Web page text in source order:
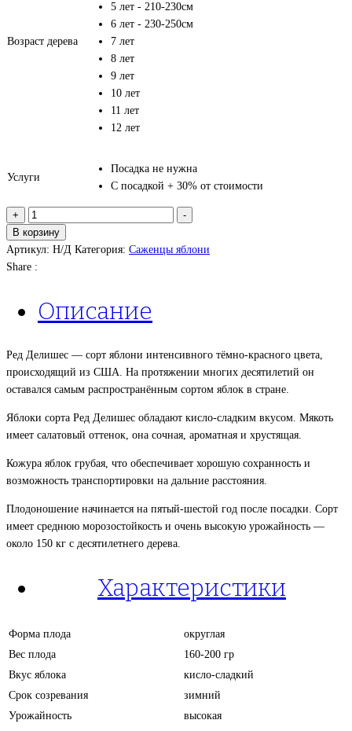
Возраст дерева
5 лет - 210-230см
6 лет - 230-250см
7 лет
8 лет
9 лет
10 лет
11 лет
12 лет
Услуги
Посадка не нужна
С посадкой + 30% от стоимости
+
Количество
товара
Яблоня
Ред
-
В корзину
Артикул: Н/Д Категория: Саженцы яблони
Share :
Описание
Ред Делишес — сорт яблони интенсивного тёмно-красного цвета,
происходящий из США. На протяжении многих десятилетий он
оставался самым распространённым сортом яблок в стране.
Яблоки сорта Ред Делишес обладают кисло-сладким вкусом. Мякоть
имеет салатовый оттенок, она сочная, ароматная и хрустящая.
Кожура яблок грубая, что обеспечивает хорошую сохранность и
возможность транспортировки на дальние расстояния.
Плодоношение начинается на пятый-шестой год после посадки. Сорт
имеет среднюю морозостойкость и очень высокую урожайность —
около 150 кг с десятилетнего дерева.
Характеристики
Форма плода
округлая
Вес плода
160-200 гр
Вкус яблока
кисло-сладкий
Срок созревания
зимний
Урожайность
высокая